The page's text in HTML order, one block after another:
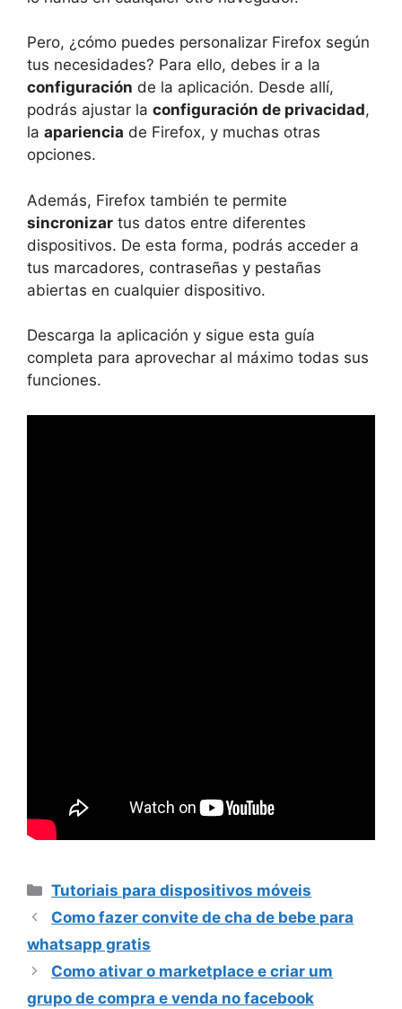
Pero, ¿cómo puedes personalizar Firefox según
tus necesidades? Para ello, debes ir a la
configuración de la aplicación. Desde allí,
podrás ajustar la configuración de privacidad,
la apariencia de Firefox, y muchas otras
opciones.
Además, Firefox también te permite
sincronizar tus datos entre diferentes
dispositivos. De esta forma, podrás acceder a
tus marcadores, contraseñas y pestañas
abiertas en cualquier dispositivo.
Descarga la aplicación y sigue esta guía
completa para aprovechar al máximo todas sus
funciones.
Categorias
Tutoriais para dispositivos móveis
Como fazer convite de cha de bebe para
whatsapp gratis
Como ativar o marketplace e criar um
grupo de compra e venda no facebook